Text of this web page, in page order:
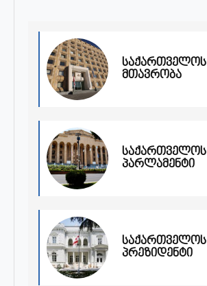
საქართველოს
მთავრობა
საქართველოს
პარლამენტი
საქართველოს
პრეზიდენტი